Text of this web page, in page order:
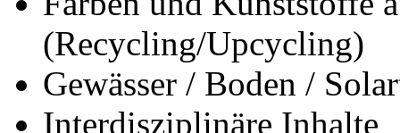
(Recycling/Upcycling)
Gewässer / Boden /
Interdisziplinäre Inhalte